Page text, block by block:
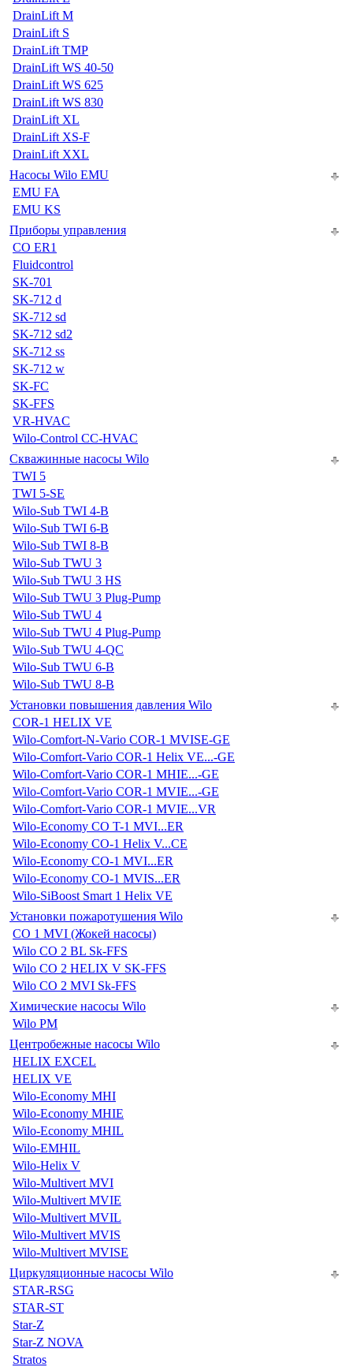
DrainLift M
DrainLift S
DrainLift TMP
DrainLift WS 40-50
DrainLift WS 625
DrainLift WS 830
DrainLift XL
DrainLift XS-F
DrainLift XXL
Насосы Wilo EMU
EMU FA
EMU KS
Приборы управления
CO ER1
Fluidcontrol
SK-701
SK-712 d
SK-712 sd
SK-712 sd2
SK-712 ss
SK-712 w
SK-FC
SK-FFS
VR-HVAC
Wilo-Control CC-HVAC
Скважинные насосы Wilo
TWI 5
TWI 5-SE
Wilo-Sub TWI 4-B
Wilo-Sub TWI 6-B
Wilo-Sub TWI 8-B
Wilo-Sub TWU 3
Wilo-Sub TWU 3 HS
Wilo-Sub TWU 3 Plug-Pump
Wilo-Sub TWU 4
Wilo-Sub TWU 4 Plug-Pump
Wilo-Sub TWU 4-QC
Wilo-Sub TWU 6-B
Wilo-Sub TWU 8-B
Установки повышения давления Wilo
COR-1 HELIX VE
Wilo-Comfort-N-Vario COR-1 MVISE-GE
Wilo-Comfort-Vario COR-1 Helix VE...-GE
Wilo-Comfort-Vario COR-1 MHIE...-GE
Wilo-Comfort-Vario COR-1 MVIE...-GE
Wilo-Comfort-Vario COR-1 MVIE...VR
Wilo-Economy CO T-1 MVI...ER
Wilo-Economy CO-1 Helix V...CE
Wilo-Economy CO-1 MVI...ER
Wilo-Economy CO-1 MVIS...ER
Wilo-SiBoost Smart 1 Helix VE
Установки пожаротушения Wilo
CO 1 MVI (Жокей насосы)
Wilo CO 2 BL Sk-FFS
Wilo CO 2 HELIX V SK-FFS
Wilo CO 2 MVI Sk-FFS
Химические насосы Wilo
Wilo PM
Центробежные насосы Wilo
HELIX EXCEL
HELIX VE
Wilo-Economy MHI
Wilo-Economy MHIE
Wilo-Economy MHIL
Wilo-EMHIL
Wilo-Helix V
Wilo-Multivert MVI
Wilo-Multivert MVIE
Wilo-Multivert MVIL
Wilo-Multivert MVIS
Wilo-Multivert MVISE
Циркуляционные насосы Wilo
STAR-RSG
STAR-ST
Star-Z
Star-Z NOVA
Stratos